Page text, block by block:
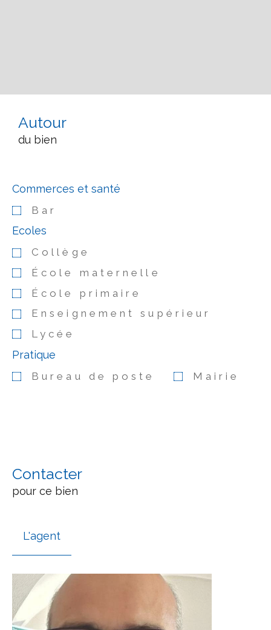
Autour
du bien
Commerces et santé
Bar
Ecoles
Collège
École maternelle
École primaire
Enseignement supérieur
Lycée
Pratique
Bureau de poste Mairie
Contacter
pour ce bien
L'agent